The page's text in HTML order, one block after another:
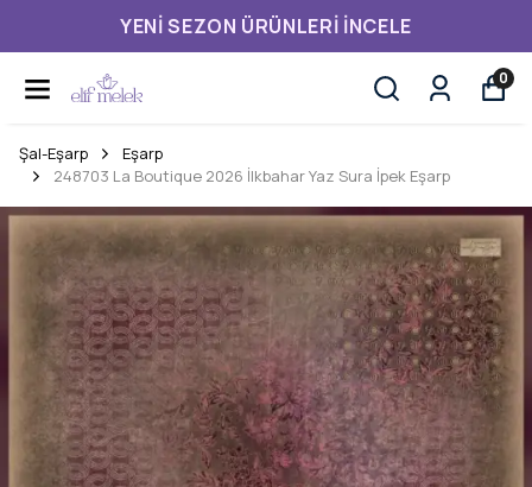
YENI SEZON ÜRÜNLERI İNCELE
0
Şal-Eşarp
Eşarp
248703 La Boutique 2026 İlkbahar Yaz Sura İpek Eşarp